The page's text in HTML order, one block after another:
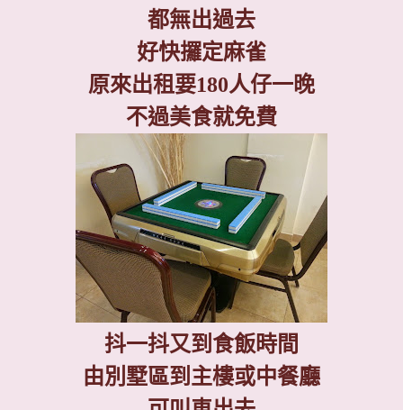
都無出過去
好快攞定麻雀
原來出租要180人仔一晚
不過美食就免費
抖一抖又到食飯時間
由別墅區到主樓或中餐廳